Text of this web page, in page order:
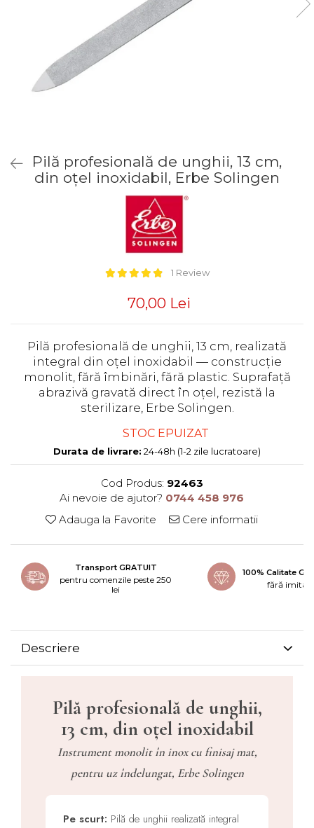
Truse manichiură-pedichiură
Pilă profesională de unghii, 13 cm,
din oțel inoxidabil, Erbe Solingen
1 Review
70,00 Lei
Pilă profesională de unghii, 13 cm, realizată
integral din oțel inoxidabil — construcție
monolit, fără îmbinări, fără plastic. Suprafață
abrazivă gravată direct în oțel, rezistă la
sterilizare, Erbe Solingen.
STOC EPUIZAT
Durata de livrare: 24-48h (1-2 zile lucratoare)
Cod Produs: 92463
Ai nevoie de ajutor? 0744 458 976
Adauga la Favorite
Cere informatii
Transport GRATUIT
pentru comenzile peste 250
lei
100% Calitate
fără imitații
Descriere
Pilă profesională de unghii,
13 cm, din oțel inoxidabil
Instrument monolit în inox cu finisaj mat,
pentru uz îndelungat, Erbe Solingen
Pe scurt: Pilă de unghii realizată integral